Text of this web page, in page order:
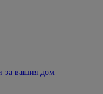
за вашия дом